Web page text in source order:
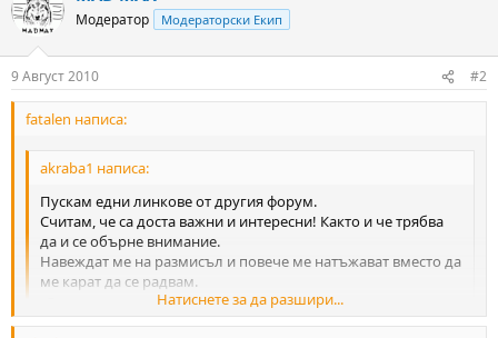
Модератор Модераторски Екип
9 Август 2010 #2
fatalen написа:
akraba1 написа:
Пускам едни линкове от другия форум.
Считам, че са доста важни и интересни! Както и че трябва
да и се обърне внимание.
Навеждат ме на размисъл и повече ме натъжават вместо да
ме карат да се радвам.
Натиснете за да разшири...